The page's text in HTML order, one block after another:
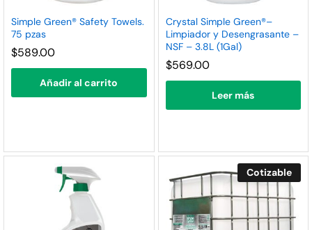
Simple Green® Safety Towels.
75 pzas
$589.00
Añadir al carrito
Crystal Simple Green®–
Limpiador y Desengrasante –
NSF – 3.8L (1Gal)
$569.00
Leer más
Cotizable